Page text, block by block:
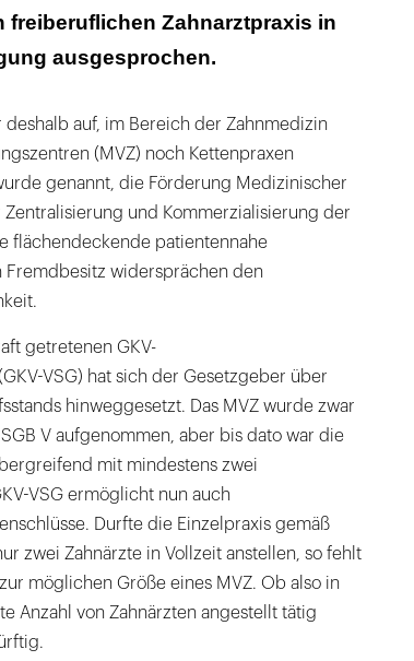
Zahnarztpraxis in
ausgesprochen.
auf, im Bereich der Zahnmedizin
(MVZ) noch Kettenpraxen
genannt, die Förderung Medizinischer
und Kommerzialisierung der
flächendeckende patientennahe
Fremdbesitz widersprächen den
getretenen GKV-
VSG) hat sich der Gesetzgeber über
hinweggesetzt. Das MVZ wurde zwar
V aufgenommen, aber bis dato war die
mit mindestens zwei
VSG ermöglicht nun auch
Durfte die Einzelpraxis gemäß
zwei Zahnärzte in Vollzeit anstellen, so fehlt
möglichen Größe eines MVZ. Ob also in
Anzahl von Zahnärzten angestellt tätig